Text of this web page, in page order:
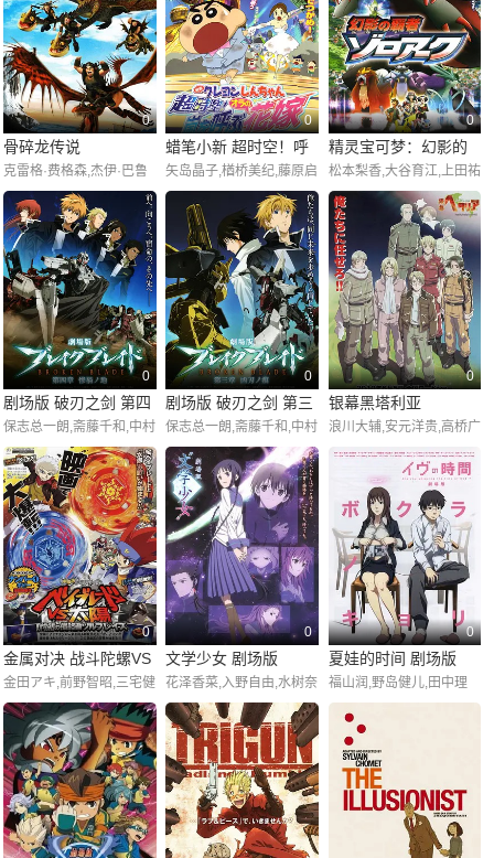
叶一伸,广濑正志,野田圭一
拉夫,达纳·盖尔,艾尔西·费
舍尔,皮埃尔·柯芬,克里斯·
雷纳德,杰梅奈·克莱门特,
杰克·麦克布瑞尔,丹尼·麦
克布莱德,敏迪·卡灵,罗布·
许贝尔,肯·道里欧,郑肯
弓,宇垣秀成,楠见尚己,丸
田麻里,山野史人,长嶝高
士,高户靖广,岸尾大辅,小
林剑道,温水洋一,真矢美纪
0
骨碎龙传说
克雷格·费格森,杰伊·巴鲁
切尔,杰拉德·巴特勒,亚美
莉卡·费雷拉,乔纳·希尔
0
蜡笔小新 超时空！呼
风唤雨的我的新娘
矢岛晶子,楢桥美纪,藤原启
治,兴梠里美,真柴摩利,林
玉绪,一龙斋贞友,佐藤智
惠,玄田哲章,茶风林,钉宫
理惠,内海贤二,黑泽宗子,
椿鬼奴,近藤春菜,伊藤敦
子,春菜爱,白石凉子,神田
朱未,石井康嗣,青木沙耶
香,大西健晴,仓田雅世,楠
见尚己,菅原淳一,猪口有
佳,神奈延年
0
精灵宝可梦：幻影的
霸者索罗亚克
松本梨香,大谷育江,上田祐
司,丰口惠美,小樱悦子
Etsuko Kozakura,加藤夏
希 Natsuki Kato,塚本高史,
林原惠美,中川翔子,山寺宏
一,朴璐美,间宫くるみ
0
剧场版 破刃之剑 第四
章 惨祸之地
保志总一朗,斋藤千和,中村
悠一,井上麻里奈,神谷浩
史,花泽香菜
0
剧场版 破刃之剑 第三
章 凶刃之痕
保志总一朗,斋藤千和,中村
悠一,井上麻里奈,神谷浩
史,花泽香菜
0
银幕黑塔利亚
浪川大辅,安元洋贵,高桥广
树,小西克幸,杉山纪彰,小
野坂昌也,高户靖广,甲斐田
幸,武内健,夛中一忠,高坂
笃志,朴璐美,钉宫理惠,井
上刚,折笠爱,水岛大宙,增
田由纪,高乃丽,浅仓步,岩
村爱子,金田晶,笹沼晃,金
野润,根谷美智子,乡田穗
积,水谷优子,川澄绫子
0
金属对决 战斗陀螺VS
太阳 剧场版
金田アキ,前野智昭,三宅健
太,加藤英美里,入野自由,
三瓶由布子,名塚佳織,日野
聡,真堂圭,玄田哲章
0
文学少女 剧场版
花泽香菜,入野自由,水树奈
奈,小野大辅,伊藤静,丰崎
爱生,宫野真守,下田麻美,
平野绫,山像香,斋藤千和,
久川绫,小野坂昌也,津田美
波,西墙由香,田村知佳,波
多野和俊,大谷俊一郎,佐藤
有世,日笠阳子,高桥真祐子
0
夏娃的时间 剧场版
福山润,野岛健儿,田中理
惠,水谷优子,佐藤利奈,野
上尤加奈,中尾岩雄,伊藤美
纪,泽城美雪,清川元梦,杉
田智和,山口由里子